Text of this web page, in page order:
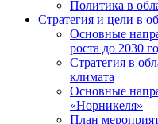
Политика в
Стратегия и цели в
Основные
роста до 2030
Стратегия в
климата
Основные
«Норникеля»
План